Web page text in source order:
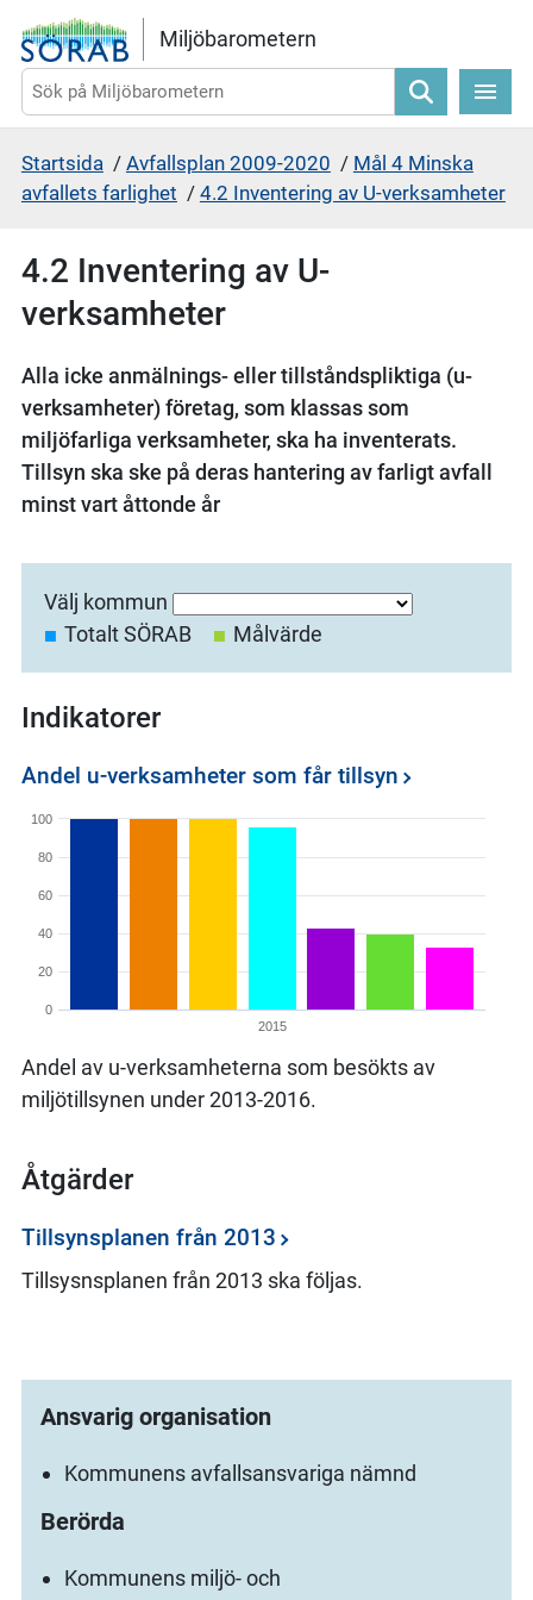
Gå direkt till sidans innehåll
Miljöbarometern
Sök
Startsida / Avfallsplan 2009-2020 / Mål 4 Minska
avfallets farlighet / 4.2 Inventering av U-verksamheter
4.2 Inventering av U-
verksamheter
Alla icke anmälnings- eller tillståndspliktiga (u-
verksamheter) företag, som klassas som
miljöfarliga verksamheter, ska ha inventerats.
Tillsyn ska ske på deras hantering av farligt avfall
minst vart åttonde år
Välj kommun
Totalt SÖRAB
Målvärde
Indikatorer
2015
0
20
40
60
80
100
Andel u-verksamheter som får tillsyn
Andel av u-verksamheterna som besökts av
miljötillsynen under 2013-2016.
Åtgärder
Tillsynsplanen från 2013
Tillsysnsplanen från 2013 ska följas.
Ansvarig organisation
Kommunens avfallsansvariga nämnd
Berörda
Kommunens miljö- och